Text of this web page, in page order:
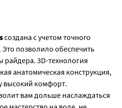
создана с учетом точного
позволило обеспечить
райдера. 3D-технология
анатомическая конструкция,
высокий комфорт.
вам дольше наслаждаться